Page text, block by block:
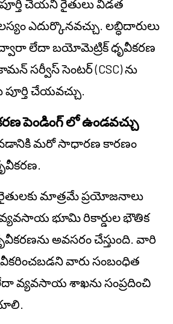
చేయని రైతులు విడత
ఎదుర్కొనవచ్చు. లబ్ధిదారులు
ద్వారా లేదా బయోమెట్రిక్ ధృవీకరణ
సర్వీస్ సెంటర్ (CSC) ను
చేయవచ్చు.
పెండింగ్ లో ఉండవచ్చు
మరో సాధారణ కారణం
రైతులకు మాత్రమే ప్రయోజనాలు
భూమి రికార్డుల భౌతిక
అవసరం చేస్తుంది. వారి
వారు సంబంధిత
వ్యవసాయ శాఖను సంప్రదించి